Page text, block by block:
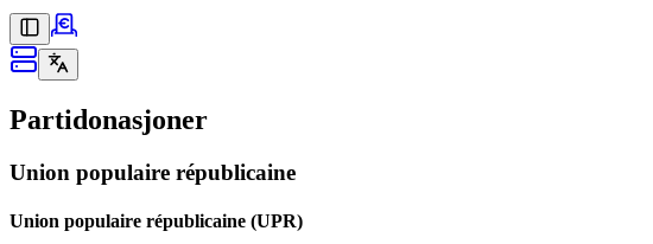
Partidonasjoner
Union populaire républicaine
Union populaire républicaine (UPR)